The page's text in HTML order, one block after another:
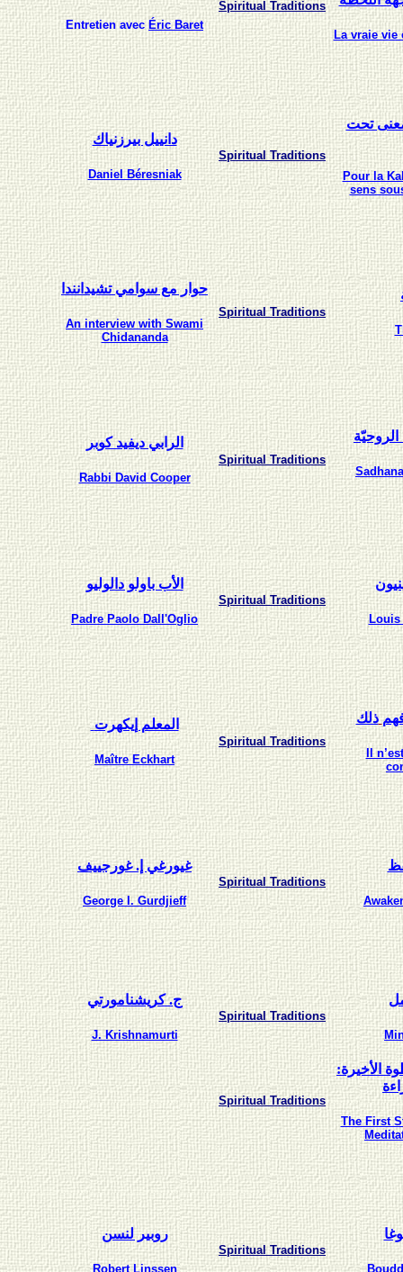
Entretien avec Éric Baret
Spiritual Traditions
La vraie vie
دانييل بيرزنياك
Daniel Béresniak
Spiritual Traditions
تحت
Pour la
sens
حوار مع سوامي تشيدانندا
An interview with Swami
Chidananda
Spiritual Traditions
الرابي ديفيد كوبر
Rabbi David Cooper
Spiritual Traditions
الأب باولو دالوليو
Padre Paolo Dall'Oglio
Spiritual Traditions
Louis
المعلم إيكهرت
Maître Eckhart
Spiritual Traditions
ذلك
Il
غيورغي إ. غورجييف
George I. Gurdjieff
Spiritual Traditions
ج. كريشنامورتي
J. Krishnamurti
Spiritual Traditions
Spiritual Traditions
الأخيرة:
The First
روبير لنسن
Robert Linssen
Spiritual Traditions